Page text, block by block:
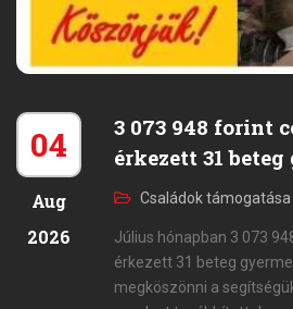
04
Aug
2026
3 073 948 forint
érkezett 31
Családok támogatása
Július hónapban 3 073
érkezett 31 beteg
megköszönni a